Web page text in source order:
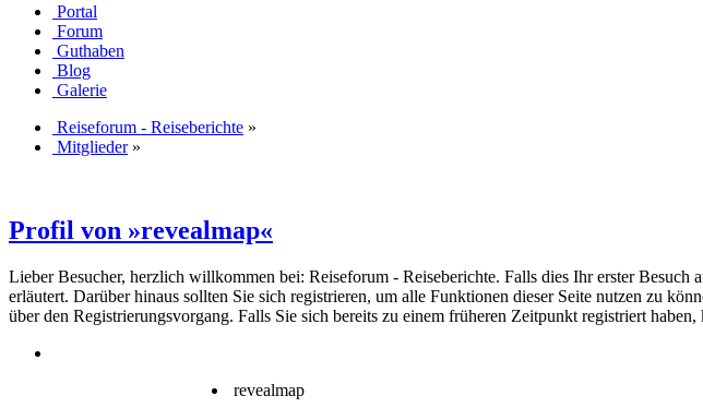
Portal
Forum
Guthaben
Blog
Galerie
Reiseforum - Reiseberichte »
Mitglieder»
Profil von »revealmap«
Lieber Besucher, herzlich willkommen bei: Reiseforum - Reiseberichte. Falls dies Ihr erster Besuch
erläutert. Darüber hinaus sollten Sie sich registrieren, um alle Funktionen dieser Seite nutzen zu
über den Registrierungsvorgang. Falls Sie sich bereits zu einem früheren Zeitpunkt registriert haben,
revealmap